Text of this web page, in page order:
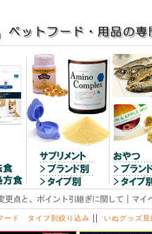
ード タイプ別絞り込み || いぬグッズ見